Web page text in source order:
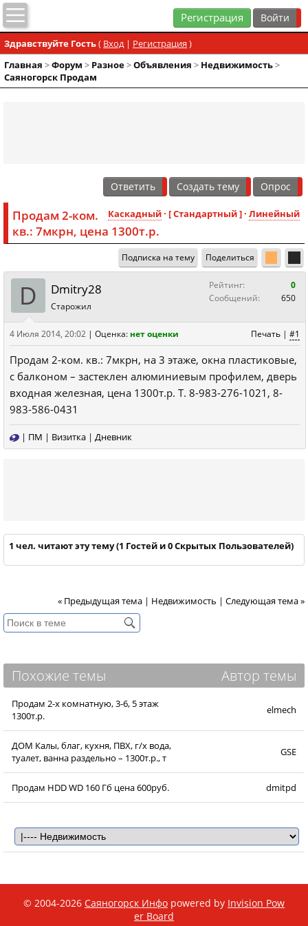
Регистрация
Здравствуйте Гость( Вход| Регистрация )
Главная >Форум > Разное>Объявления > Недвижимость>
Саяногорск Продам
Ответить Создать тему Опрос
Каскадный· [ Стандартный ] · Линейный
Продам 2-ком.
кв.: 7мкрн, цена 1300т.р.
Подписка на тему Поделиться
D Dmitry28
Старожил
Рейтинг:
0
Сообщений:
650
Печать | #1
4 Июля 2014, 20:02 | Оценка: нет оценки
Продам 2-ком. кв.: 7мкрн, на 3 этаже, окна пластиковые,
с балконом – застеклен алюминиевым профилем, дверь
входная железная, цена 1300т.р. Т. 8-983-276-1021, 8-
983-586-0431
| ПМ | Визитка | Дневник
1 чел. читают эту тему (1 Гостей и 0 Скрытых Пользователей)
« Предыдущая тема | Недвижимость | Следующая тема »
Похожие темы Автор темы
Продам 2-х комнатную, 3-6, 5 этаж
1300т.р.
elmech
ДОМ Калы, благ, кухня, ПВХ, г/х вода,
туалет, ванна раздельно – 1300т.р., т
GSE
Продам HDD WD 160 Гб цена 600руб. dmitpd
© 2004-2026 Саяногорск Инфо powered by Invision Pow
er Board